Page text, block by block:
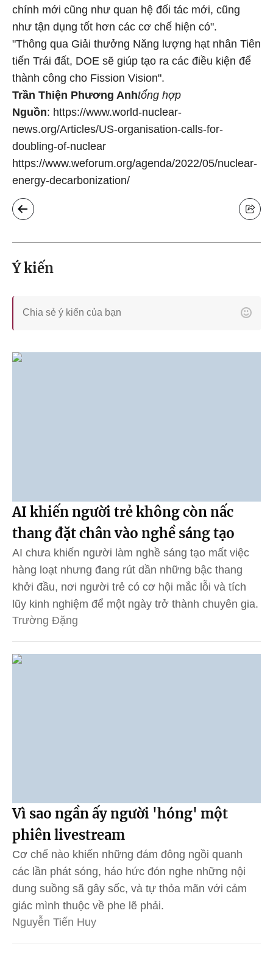
chính mới cũng như quan hệ đối tác mới, cũng
như tận dụng tốt hơn các cơ chế hiện có".
"Thông qua Giải thưởng Năng lượng hạt nhân Tiên
tiến Trái đất, DOE sẽ giúp tạo ra các điều kiện để
thành công cho Fission Vision".
Trần Thiện Phương Anhtổng hợp
Nguồn: https://www.world-nuclear-
news.org/Articles/US-organisation-calls-for-
doubling-of-nuclear
https://www.weforum.org/agenda/2022/05/nuclear-
energy-decarbonization/
Ý kiến
AI khiến người trẻ không còn nấc
thang đặt chân vào nghề sáng tạo
AI chưa khiến người làm nghề sáng tạo mất việc
hàng loạt nhưng đang rút dần những bậc thang
khởi đầu, nơi người trẻ có cơ hội mắc lỗi và tích
lũy kinh nghiệm để một ngày trở thành chuyên gia.
Trường Đặng
Vì sao ngần ấy người 'hóng' một
phiên livestream
Cơ chế nào khiến những đám đông ngồi quanh
các lần phát sóng, háo hức đón nghe những nội
dung suồng sã gây sốc, và tự thỏa mãn với cảm
giác mình thuộc về phe lẽ phải.
Nguyễn Tiến Huy